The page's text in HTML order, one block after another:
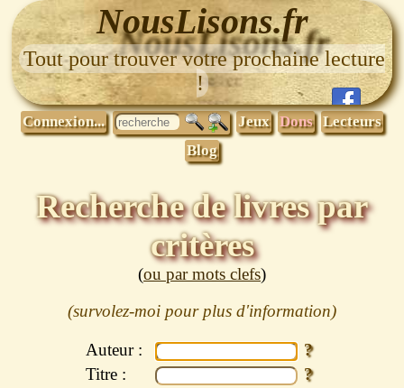
NousLisons.fr
Tout pour trouver votre prochaine lecture
!
Connexion... Jeux Dons Lecteurs
Blog
Recherche de livres par
critères
(ou par mots clefs)
Auteur :
Titre :